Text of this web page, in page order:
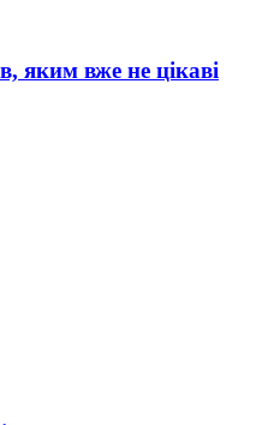
яким вже не цікаві